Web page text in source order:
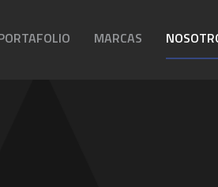
MARCAS